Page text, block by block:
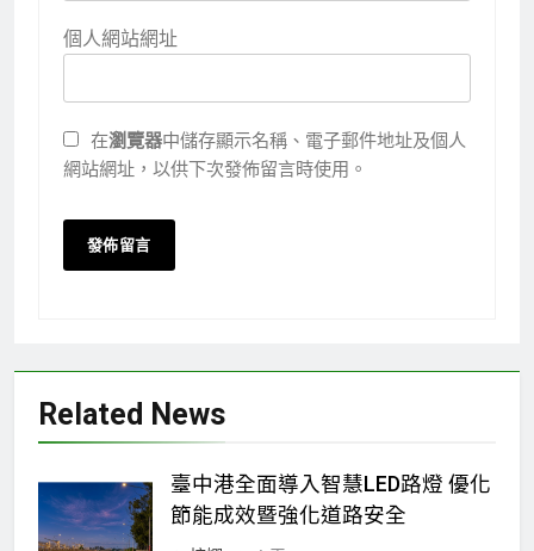
個人網站網址
在瀏覽器中儲存顯示名稱、電子郵件地址及個人
網站網址，以供下次發佈留言時使用。
Related News
臺中港全面導入智慧LED路燈 優化
節能成效暨強化道路安全